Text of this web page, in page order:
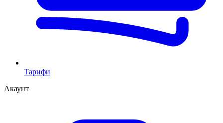
Тарифи
Акаунт